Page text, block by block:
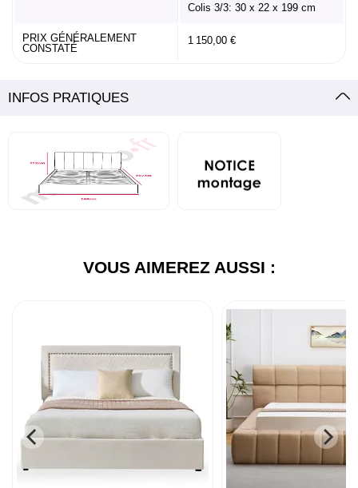
Colis 3/3: 30 x 22 x 199 cm
PRIX GÉNÉRALEMENT
CONSTATÉ
1 150,00 €
INFOS PRATIQUES
VOUS AIMEREZ AUSSI :